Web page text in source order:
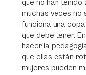
que no han
muchas veces no
funciona una
que debe tener.
hacer la
que ellas están
mujeres pueden